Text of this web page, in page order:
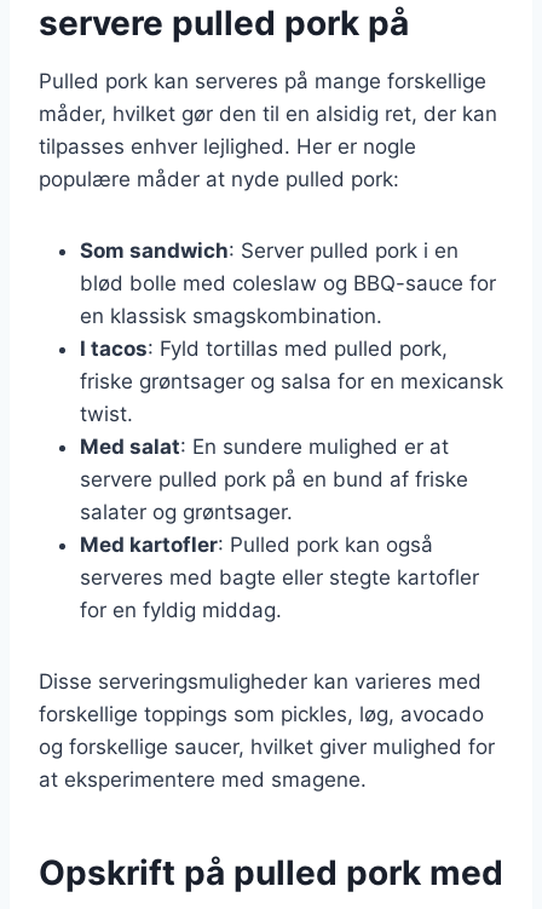
servere pulled pork på
Pulled pork kan serveres på mange forskellige
måder, hvilket gør den til en alsidig ret, der kan
tilpasses enhver lejlighed. Her er nogle
populære måder at nyde pulled pork:
Som sandwich: Server pulled pork i en
blød bolle med coleslaw og BBQ-sauce for
en klassisk smagskombination.
I tacos: Fyld tortillas med pulled pork,
friske grøntsager og salsa for en mexicansk
twist.
Med salat: En sundere mulighed er at
servere pulled pork på en bund af friske
salater og grøntsager.
Med kartofler: Pulled pork kan også
serveres med bagte eller stegte kartofler
for en fyldig middag.
Disse serveringsmuligheder kan varieres med
forskellige toppings som pickles, løg, avocado
og forskellige saucer, hvilket giver mulighed for
at eksperimentere med smagene.
Opskrift på pulled pork med